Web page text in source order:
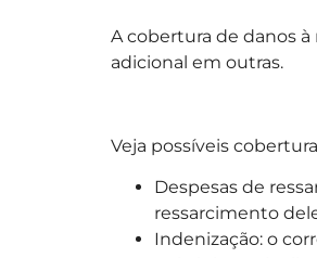
A cobertura de danos
adicional em outras.
Veja possíveis
Despesas de
ressarcimento
Indenização: o